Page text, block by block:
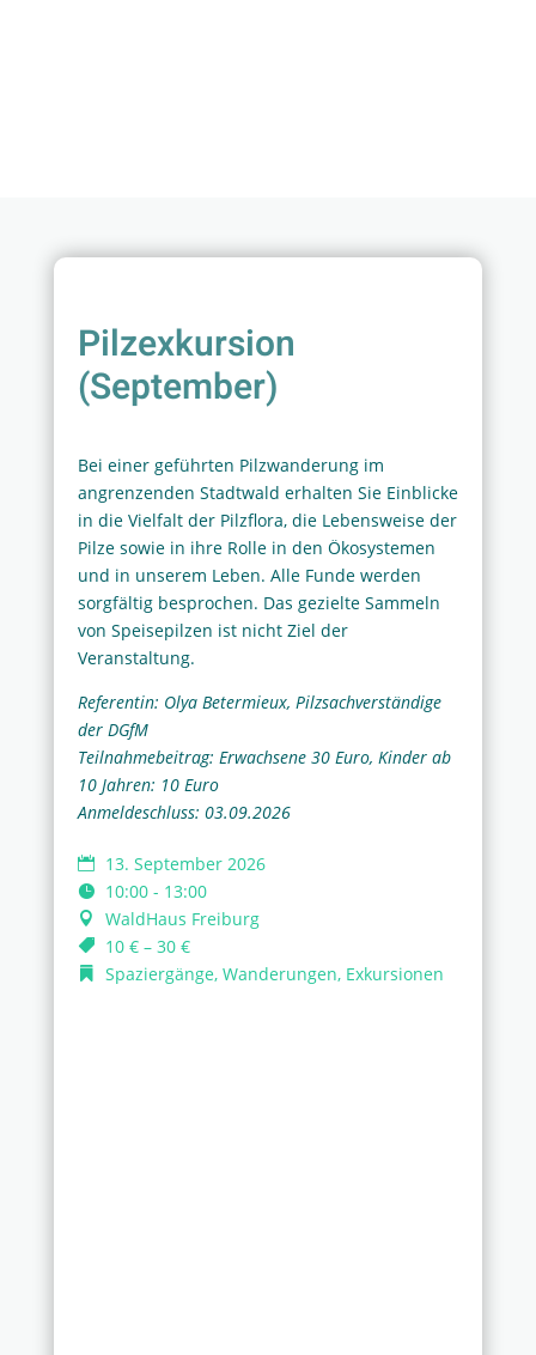
Pilzexkursion
(September)
Bei einer geführten Pilzwanderung im
angrenzenden Stadtwald erhalten Sie Einblicke
in die Vielfalt der Pilzflora, die Lebensweise der
Pilze sowie in ihre Rolle in den Ökosystemen
und in unserem Leben. Alle Funde werden
sorgfältig besprochen. Das gezielte Sammeln
von Speisepilzen ist nicht Ziel der
Veranstaltung.
Referentin: Olya Betermieux, Pilzsachverständige
der DGfM
Teilnahmebeitrag: Erwachsene 30 Euro, Kinder ab
10 Jahren: 10 Euro
Anmeldeschluss: 03.09.2026
13. September 2026
10:00 - 13:00
WaldHaus Freiburg
10 € – 30 €
Spaziergänge, Wanderungen, Exkursionen